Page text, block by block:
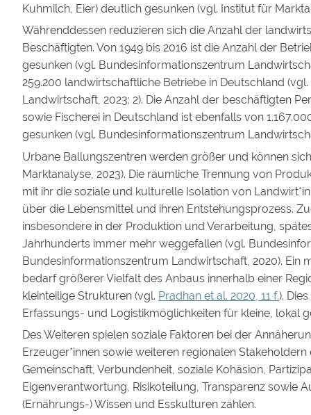
Kuhmilch, Eier) deutlich gesunken (vgl. Institut für
Währenddessen reduzieren sich die Anzahl der
Beschäftigten. Von 1949 bis 2016 ist die Anzahl der
gesunken (vgl. Bundesinformationszentrum
259.200 landwirtschaftliche Betriebe in Deutschland
Landwirtschaft, 2023: 2). Die Anzahl der beschäftigten
sowie Fischerei in Deutschland ist ebenfalls von
gesunken (vgl. Bundesinformationszentrum
Urbane Ballungszentren werden größer und können
Marktanalyse, 2023). Die räumliche Trennung von
mit ihr die soziale und kulturelle Isolation von
über die Lebensmittel und ihren Entstehungsprozess.
insbesondere in der Produktion und Verarbeitung,
Jahrhunderts immer mehr weggefallen (vgl.
Bundesinformationszentrum Landwirtschaft, 2020). Ein
bedarf größerer Vielfalt des Anbaus innerhalb einer
kleinteilige Strukturen (vgl. Pradhan et al. 2020, 11 f.).
Erfassungs- und Logistikmöglichkeiten für kleine, lokal
Des Weiteren spielen soziale Faktoren bei der
Erzeuger*innen sowie weiteren regionalen
Gemeinschaft, Verbundenheit, soziale Kohäsion,
Eigenverantwortung, Risikoteilung, Transparenz sowie
(Ernährungs-) Wissen und Esskulturen zählen.